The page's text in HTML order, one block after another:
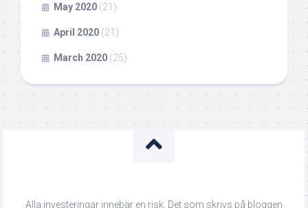
May 2020 (21)
April 2020 (21)
March 2020 (25)
Alla investeringar innebär en risk. Det som skrivs på bloggen